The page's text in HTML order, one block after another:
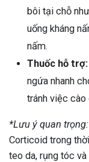
bôi tại chỗ
uống kháng
nấm.
Thuốc hỗ trợ:
ngứa nhanh
tránh việc cào
*Lưu ý quan trọng:
Corticoid trong
teo da, rụng tóc